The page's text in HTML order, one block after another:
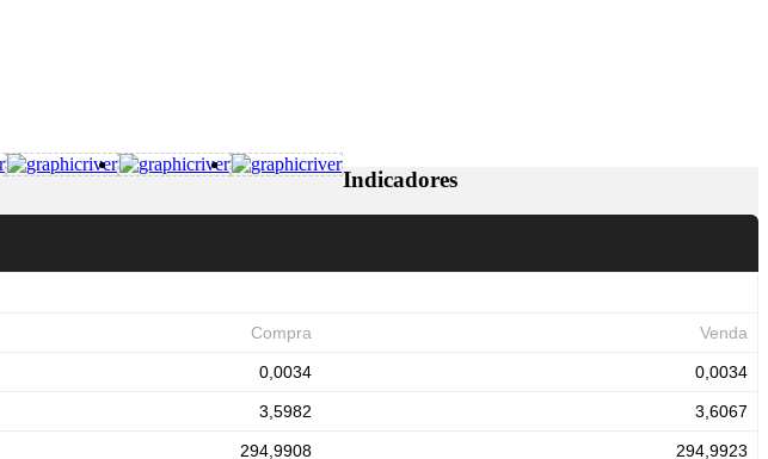
Indicadores